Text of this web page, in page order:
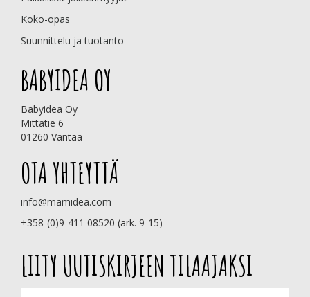
Koko-opas
Suunnittelu ja tuotanto
BABYIDEA OY
Babyidea Oy
Mittatie 6
01260 Vantaa
OTA YHTEYTTÄ
info@mamidea.com
+358-(0)9-411 08520 (ark. 9-15)
LIITY UUTISKIRJEEN TILAAJAKSI